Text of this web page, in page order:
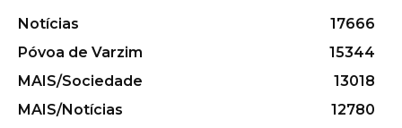
Notícias
17666
Póvoa de Varzim
15344
MAIS/Sociedade
13018
MAIS/Notícias
12780